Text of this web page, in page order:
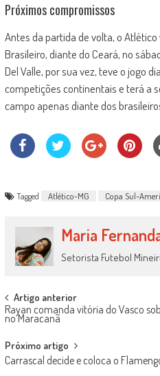
Próximos compromissos
Antes da partida de volta, o
Brasileiro, diante do Ceará, no
Del Valle, por sua vez, teve o jogo
competições continentais e terá a
campo apenas diante dos
Tagged Atlético-MG Copa Sul-
Maria
Setorista Futebol
Post
navigation
Artigo anterior
Rayan comanda vitória do Vasco
no Maracanã
Próximo artigo
Carrascal decide e coloca o